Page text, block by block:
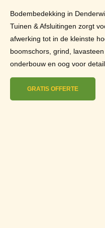
Bodembedekking in
Tuinen & Afsluitingen zorgt
afwerking tot in de kleinste
boomschors, grind,
onderbouw en oog voor detail.
GRATIS OFFERTE